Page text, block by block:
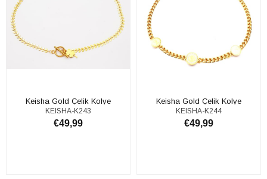
Keisha Gold Çelik Kolye
KEISHA-K243
€49,99
Keisha Gold Çelik Kolye
KEISHA-K244
€49,99